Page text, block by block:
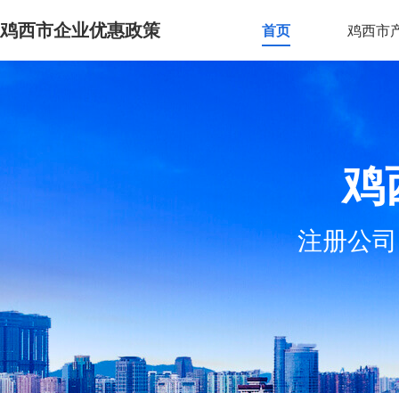
鸡西市企业优惠政策 首页 鸡西市
鸡
注册公